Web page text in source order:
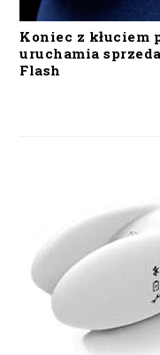
Koniec z kłuciem
uruchamia
Flash